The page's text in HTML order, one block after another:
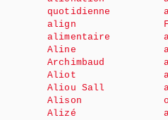
quotidienne
align
alimentaire
Aline
Archimbaud
Aliot
Aliou Sall
Alison
Alizé